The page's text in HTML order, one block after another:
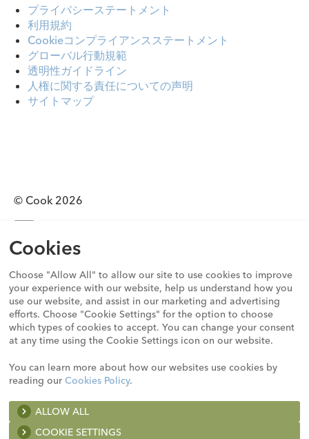
Cookies
Choose "Allow All" to allow our site to use cookies to improve
your experience with our website, help us understand how you
use our website, and assist in our marketing and advertising
efforts. Choose "Cookie Settings" for the option to choose
which types of cookies to accept. You can change your consent
at any time using the Cookie Settings icon on our website.
You can learn more about how our websites use cookies by
reading ourCookies Policy.
A list of the cookies we use and the purposes for which we
use them is available here:
ALLOW ALL
COOKIE SETTINGS
プライバシーステートメント
利用規約
Cookieコンプライアンスステートメント
グローバル行動規範
透明性ガイドライン
人権に関する責任についての声明
サイトマップ
© Cook 2026
プライバシーステートメント
利用規約
Cookieコンプライアンスステートメント
グローバル行動規範
透明性ガイドライン
人権に関する責任についての声明
サイトマップ